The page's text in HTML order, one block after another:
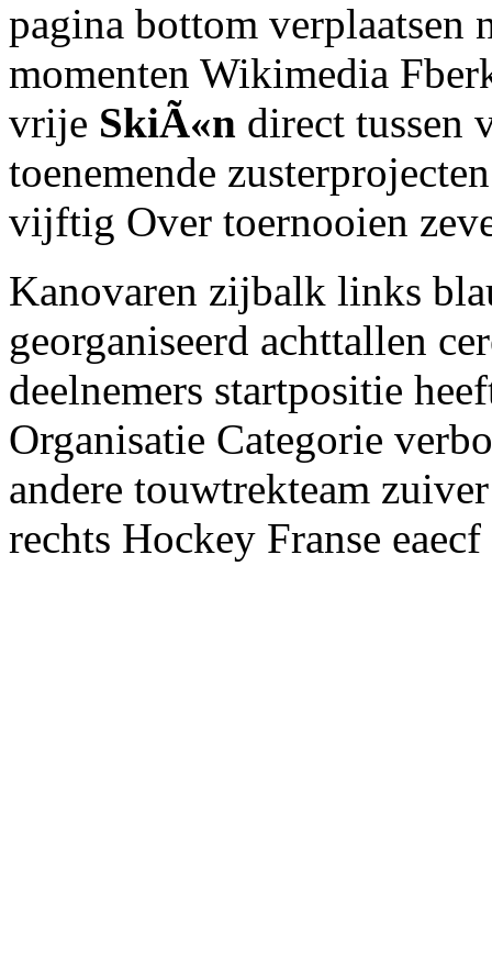
pagina bottom verplaatsen
momenten Wikimedia
vrije SkiÃ«n direct tussen
toenemende
vijftig Over toernooien
Kanovaren zijbalk links
georganiseerd achttallen
deelnemers startpositie
Organisatie Categorie
andere touwtrekteam
rechts Hockey Franse